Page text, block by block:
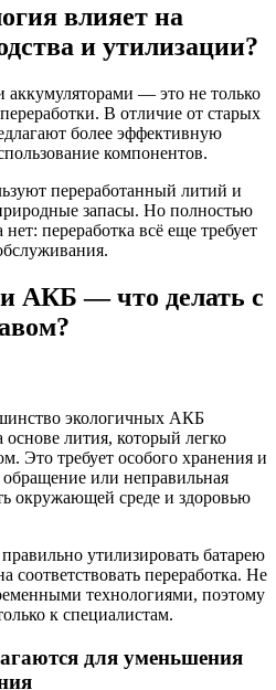
влияет на
и утилизации?
— это не только
В отличие от старых
более эффективную
компонентов.
переработанный литий и
запасы. Но полностью
переработка всё еще требует
АКБ — что делать с
экологичных АКБ
лития, который легко
Это требует особого хранения и
или неправильная
окружающей среде и здоровью
утилизировать батарею
соответствовать переработка. Не
технологиями, поэтому
к специалистам.
для уменьшения